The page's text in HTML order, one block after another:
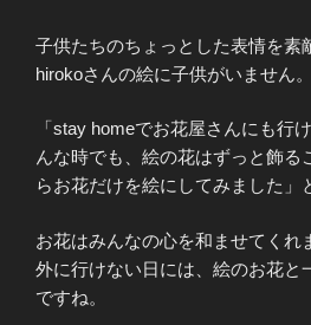
子供たちのちょっとした表情を素
hirokoさんの絵に子供がいません。
「stay homeでお花屋さんにも行
んな時でも、絵の花はずっと飾る
らお花だけを絵にしてみました」
お花はみんなの心を和ませてくれ
外に行けない日には、絵のお花と
ですね。